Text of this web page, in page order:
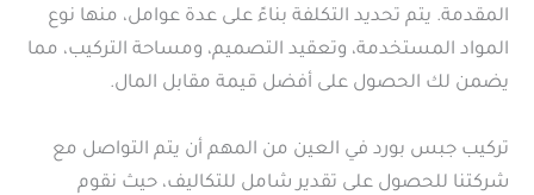
المقدمة. يتم تحديد التكلفة بناءً على عدة عوامل، منها نوع
المواد المستخدمة، وتعقيد التصميم، ومساحة التركيب، مما
يضمن لك الحصول على أفضل قيمة مقابل المال.
تركيب جبس بورد في العين من المهم أن يتم التواصل مع
شركتنا للحصول على تقدير شامل للتكاليف، حيث نقوم